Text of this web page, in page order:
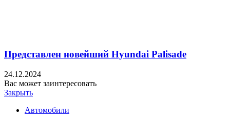
Представлен новейший Hyundai Palisade
24.12.2024
Вас может заинтересовать
Закрыть
Автомобили